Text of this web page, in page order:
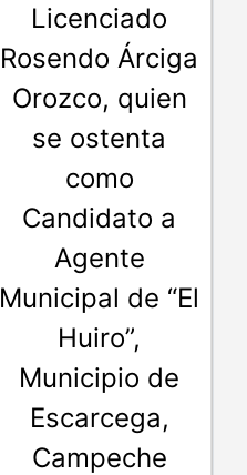
Licenciado
Rosendo Árciga
Orozco, quien
se ostenta
como
Candidato a
Agente
Municipal de “El
Huiro”,
Municipio de
Escarcega,
Campeche